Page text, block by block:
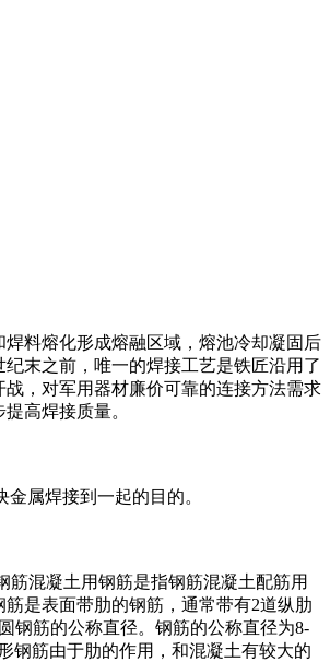
焊料熔化形成熔融区域，熔池冷却凝固后
末之前，唯一的焊接工艺是铁匠沿用了
，对军用器材廉价可靠的连接方法需求
高焊接质量。
属焊接到一起的目的。
混凝土用钢筋是指钢筋混凝土配筋用
是表面带肋的钢筋，通常带有2道纵肋
钢筋的公称直径。钢筋的公称直径为8-
钢筋由于肋的作用，和混凝土有较大的